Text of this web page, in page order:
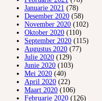
Januarie 2021 (78)
Desember 2020 (58)
November 2020 (102)
Oktober 2020 (110)
September 2020 (115)
Augustus 2020 (77)
Julie 2020 (129)
Junie 2020 (103)
Mei 2020 (40)
April 2020 (22)
Maart 2020 (106)
Februarie 2020 (126)